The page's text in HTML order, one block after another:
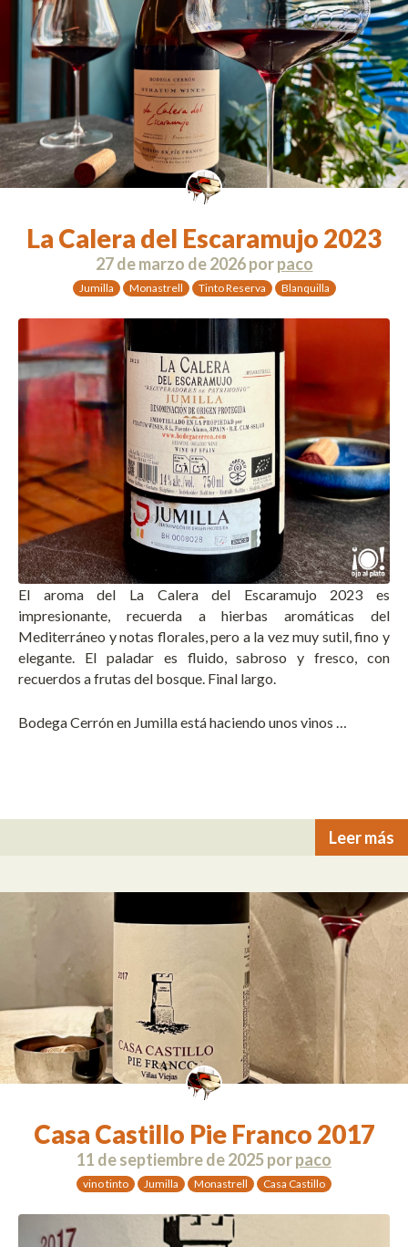
La Calera del Escaramujo 2023
27 de marzo de 2026porpaco
Jumilla Monastrell Tinto Reserva Blanquilla
El aroma del La Calera del Escaramujo 2023 es
impresionante, recuerda a hierbas aromáticas del
Mediterráneo y notas florales, pero a la vez muy sutil, fino y
elegante. El paladar es fluido, sabroso y fresco, con
recuerdos a frutas del bosque. Final largo.
Bodega Cerrón en Jumilla está haciendo unos vinos …
Leer más
Casa Castillo Pie Franco 2017
11 de septiembre de 2025porpaco
vino tinto Jumilla Monastrell Casa Castillo